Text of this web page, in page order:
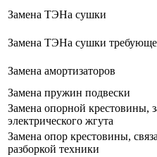
Замена ТЭНа сушки
Замена ТЭНа сушки
Замена амортизаторов
Замена пружин подвески
Замена опорной крестовины,
электрического жгута
Замена опор крестовины,
разборкой техники